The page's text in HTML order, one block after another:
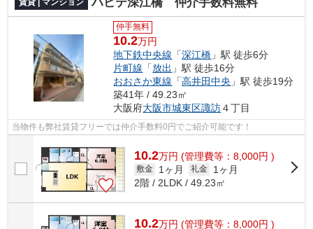
賃貸 | マンション ハビテ深江橋 仲介手数料無料
仲手無料
10.2万円
地下鉄中央線 「深江橋 」駅 徒歩6分
片町線 「放出 」駅 徒歩16分
おおさか東線 「高井田中央 」駅 徒歩19分
築41年 / 49.23㎡
大阪府大阪市城東区諏訪４丁目
当物件も弊社賃貸フリーでは仲介手数料0円でご紹介可能です！
10.2万円 (管理費等：8,000円 )
敷金 1ヶ月 礼金
1ヶ月
2階 / 2LDK / 49.23㎡
10.2万円 (管理費等：8,000円 )